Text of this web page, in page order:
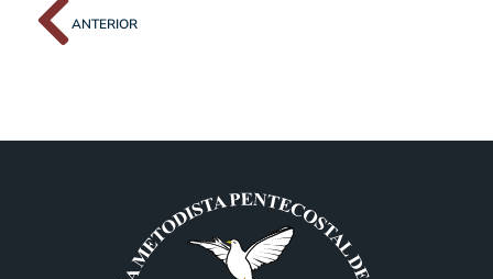
ANTERIOR